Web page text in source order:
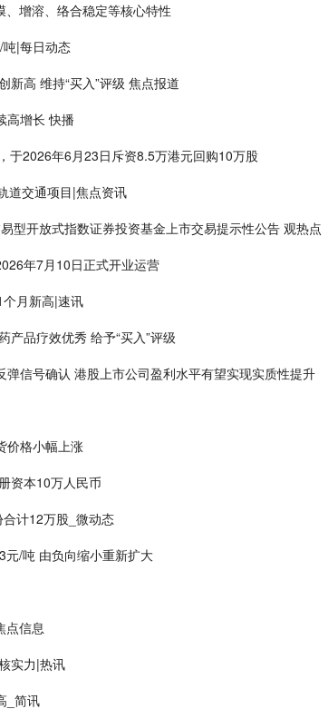
增溶、络合稳定等核心特性
|每日动态
高 维持“买入”评级 焦点报道
高增长 快播
于2026年6月23日斥资8.5万港元回购10万股
道交通项目|焦点资讯
型开放式指数证券投资基金上市交易提示性公告 观热点
年7月10日正式开业运营
月新高|速讯
产品疗效优秀 给予“买入”评级
弹信号确认 港股上市公司盈利水平有望实现实质性提升
价格小幅上涨
资本10万人民币
计12万股_微动态
/吨 由负向缩小重新扩大
点信息
实力|热讯
_简讯